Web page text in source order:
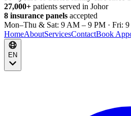
27,000+ patients served in Johor
8 insurance panels accepted
Mon–Thu & Sat: 9 AM – 9 PM · Fri:
HomeAboutServicesContactBook
EN